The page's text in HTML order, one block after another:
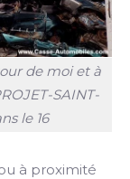
de moi et à
SAINT-
le 16
à proximité